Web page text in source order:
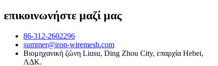
επικοινωνήστε μαζί μας
86-312-2602296
summer@iron-wiremesh.com
Βιομηχανική ζώνη Liusu, Ding Zhou City, επαρχία Hebei,
ΛΔΚ.